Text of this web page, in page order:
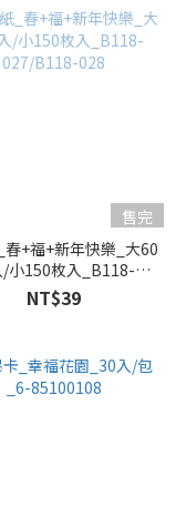
售完
春+福+新年快樂_大60
小150枚入_B118-
027/B118-028
NT$39